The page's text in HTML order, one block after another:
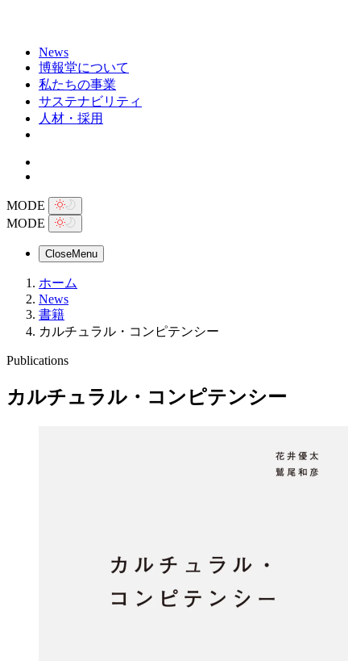
News
博報堂について
私たちの事業
サステナビリティ
人材・採用
MODE
MODE
CloseMenu
ホーム
News
書籍
カルチュラル・コンピテンシー
Publications
カルチュラル・コンピテンシー